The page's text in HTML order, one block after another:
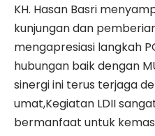
KH. Hasan Basri
kunjungan dan
mengapresiasi langkah
hubungan baik dengan
sinergi ini terus terjaga
umat,Kegiatan LDII
bermanfaat untuk